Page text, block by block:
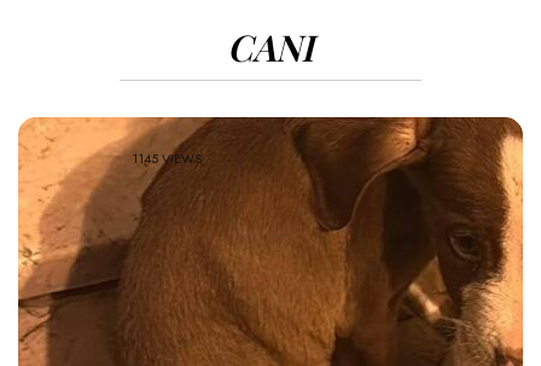
CANI
1145 VIEWS